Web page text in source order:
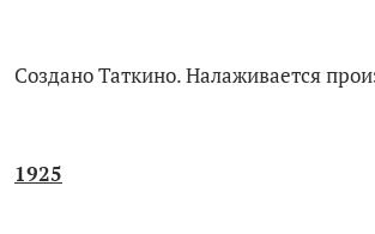
Создано Таткино. Налаживается
1925